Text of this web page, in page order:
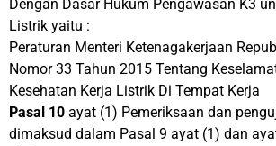
Dengan Dasar Hukum Pengawasan K3
Listrik yaitu :
Peraturan Menteri Ketenagakerjaan
Nomor 33 Tahun 2015 Tentang
Kesehatan Kerja Listrik Di Tempat Kerja
Pasal 10 ayat (1) Pemeriksaan dan
dimaksud dalam Pasal 9 ayat (1) dan